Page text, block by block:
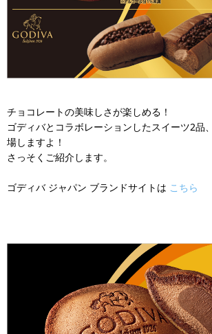
チョコレートの美味しさが楽しめる！
ゴディバとコラボレーションしたスイーツ2品
場しますよ！
さっそくご紹介します。
ゴディバ ジャパン ブランドサイトは こちら